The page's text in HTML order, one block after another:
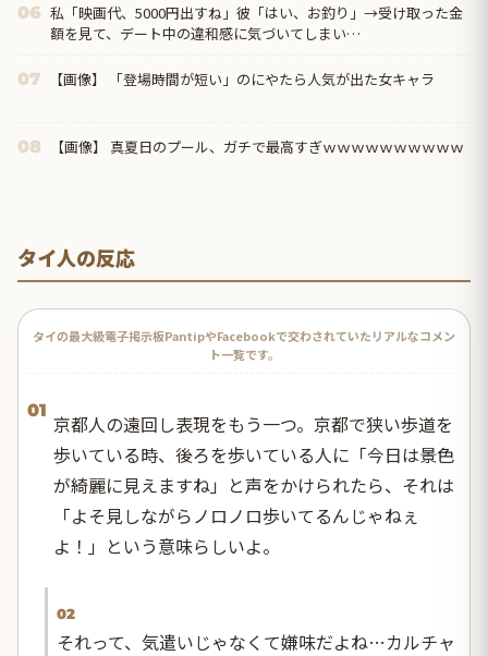
06 私「映画代、5000円出すね」彼「はい、お釣り」→受け取った金
額を見て、デート中の違和感に気づいてしまい…
07 【画像】 「登場時間が短い」のにやたら人気が出た女キャラ
08 【画像】 真夏日のプール、ガチで最高すぎｗｗｗｗｗｗｗｗｗｗ
タイ人の反応
タイの最大級電子掲示板PantipやFacebookで交わされていたリアルなコメン
ト一覧です。
01
京都人の遠回し表現をもう一つ。京都で狭い歩道を
歩いている時、後ろを歩いている人に「今日は景色
が綺麗に見えますね」と声をかけられたら、それは
「よそ見しながらノロノロ歩いてるんじゃねぇ
よ！」という意味らしいよ。
02
それって、気遣いじゃなくて嫌味だよね…カルチャ